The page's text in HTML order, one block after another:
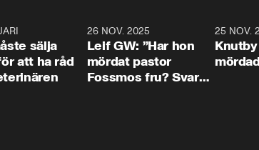
sälja
att ha råd
26 NOV. 2025
Leif GW: ”Har hon
mördat pastor
Fossmos fru? Svar
25 NOV.